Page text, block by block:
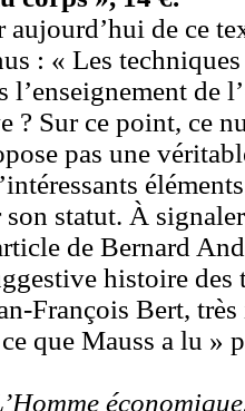
aujourd’hui de ce
: « Les
l’enseignement de
? Sur ce point, ce
pas une
statut. À
de Bernard
histoire des
François Bert,
que Mauss a lu »